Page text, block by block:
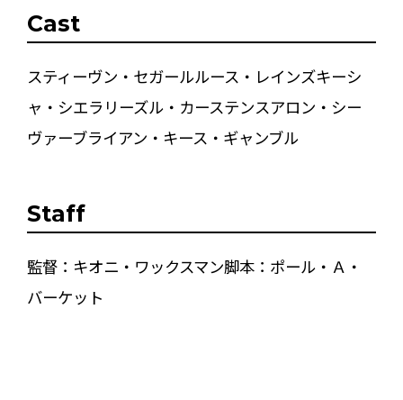
Cast
スティーヴン・セガールルース・レインズキーシ
ャ・シエラリーズル・カーステンスアロン・シー
ヴァーブライアン・キース・ギャンブル
Staff
監督：キオニ・ワックスマン脚本：ポール・Ａ・
バーケット